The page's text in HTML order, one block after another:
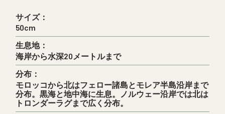
サイズ：
50cm
生息地：
海岸から水深20メートルまで
分布：
モロッコから北はフェロー諸島とモレア半島沿岸まで
分布。黒海と地中海に生息。ノルウェー沿岸では北は
トロンダーラグまで広く分布。